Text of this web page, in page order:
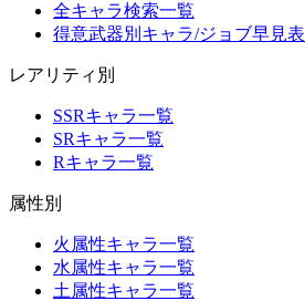
全キャラ検索一覧
得意武器別キャラ/ジョブ早見表
レアリティ別
SSRキャラ一覧
SRキャラ一覧
Rキャラ一覧
属性別
火属性キャラ一覧
水属性キャラ一覧
土属性キャラ一覧